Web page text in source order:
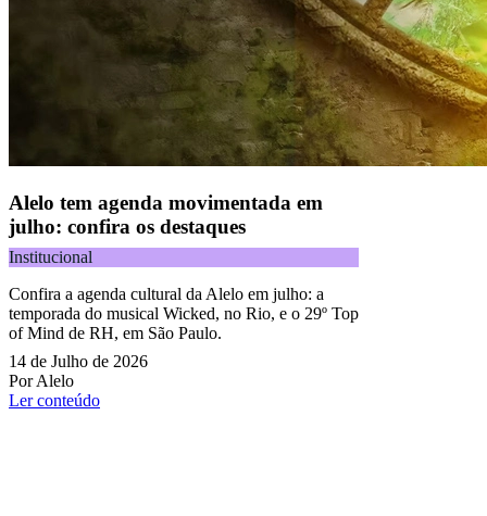
Alelo tem agenda movimentada em
julho: confira os destaques
Institucional
Confira a agenda cultural da Alelo em julho: a
temporada do musical Wicked, no Rio, e o 29º Top
of Mind de RH, em São Paulo.
14 de Julho de 2026
Por Alelo
Ler conteúdo